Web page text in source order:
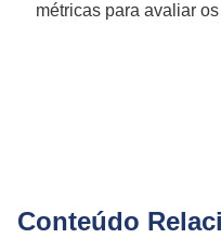
métricas para avaliar
Conteúdo